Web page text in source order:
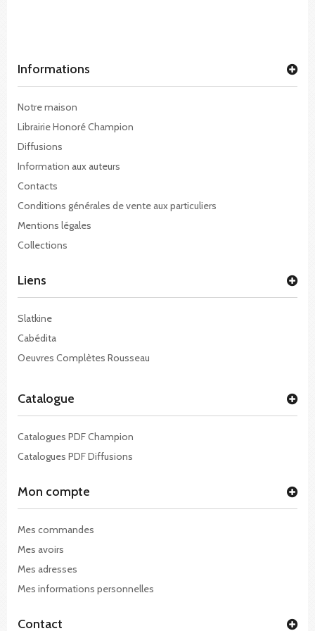
Informations
Notre maison
Librairie Honoré Champion
Diffusions
Information aux auteurs
Contacts
Conditions générales de vente aux particuliers
Mentions légales
Collections
Liens
Slatkine
Cabédita
Oeuvres Complètes Rousseau
Catalogue
Catalogues PDF Champion
Catalogues PDF Diffusions
Mon compte
Mes commandes
Mes avoirs
Mes adresses
Mes informations personnelles
Contact